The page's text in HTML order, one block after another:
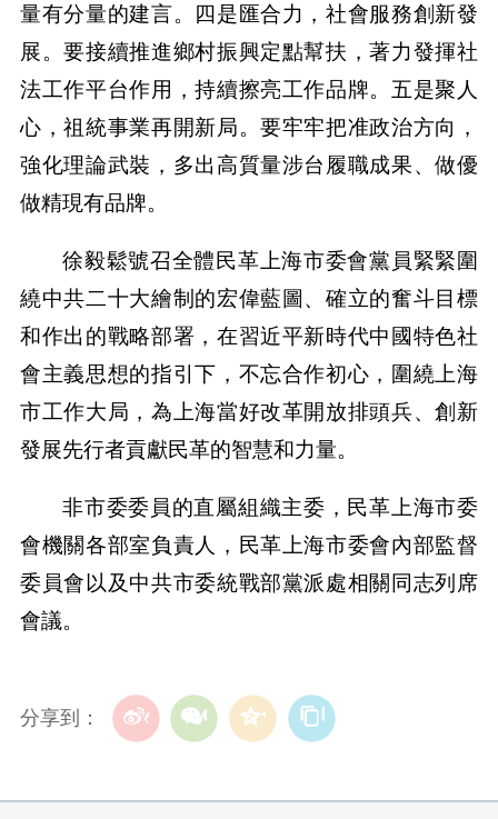
量有分量的建言。四是匯合力，社會服務創新發
展。要接續推進鄉村振興定點幫扶，著力發揮社
法工作平台作用，持續擦亮工作品牌。五是聚人
心，祖統事業再開新局。要牢牢把准政治方向，
強化理論武裝，多出高質量涉台履職成果、做優
做精現有品牌。
徐毅鬆號召全體民革上海市委會黨員緊緊圍
繞中共二十大繪制的宏偉藍圖、確立的奮斗目標
和作出的戰略部署，在習近平新時代中國特色社
會主義思想的指引下，不忘合作初心，圍繞上海
市工作大局，為上海當好改革開放排頭兵、創新
發展先行者貢獻民革的智慧和力量。
非市委委員的直屬組織主委，民革上海市委
會機關各部室負責人，民革上海市委會內部監督
委員會以及中共市委統戰部黨派處相關同志列席
會議。
分享到：